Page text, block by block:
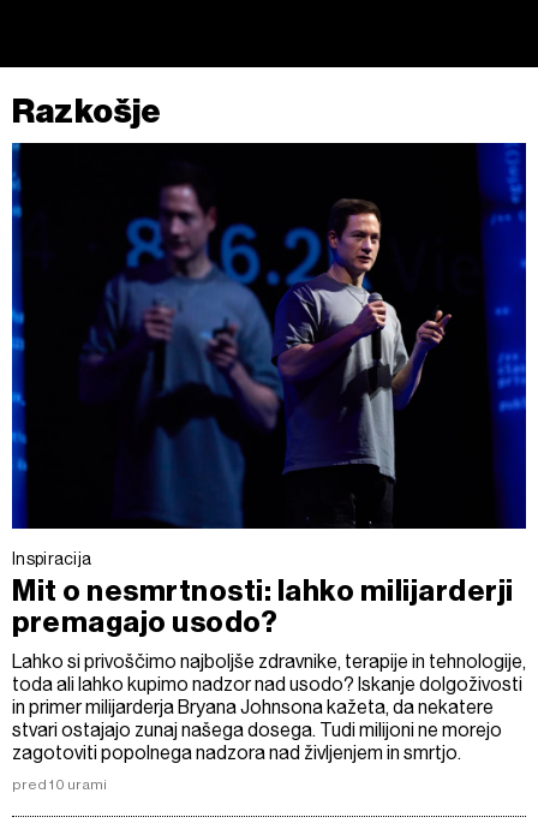
Razkošje
Inspiracija
Mit o nesmrtnosti: lahko milijarderji
premagajo usodo?
Lahko si privoščimo najboljše zdravnike, terapije in tehnologije,
toda ali lahko kupimo nadzor nad usodo? Iskanje dolgoživosti
in primer milijarderja Bryana Johnsona kažeta, da nekatere
stvari ostajajo zunaj našega dosega. Tudi milijoni ne morejo
zagotoviti popolnega nadzora nad življenjem in smrtjo.
pred 10 urami